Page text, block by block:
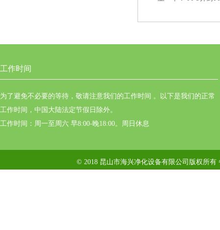
工作时间
为了避免不必要的等待，敬请注意我们的工作时间 。以下是我们的正常
工作时间，中国大陆法定节假日除外。
工作时间：周一至周六 早8:00-晚18:00。周日休息
© 2018 昆山市海兴净化设备有限公司版权所有